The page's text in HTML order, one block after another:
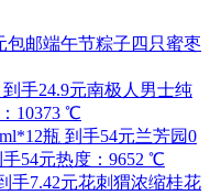
端午节粽子四只蜜枣
南极人男士纯
10373 ℃
兰芳园0
54元热度：9652 ℃
花刺猬浓缩桂花